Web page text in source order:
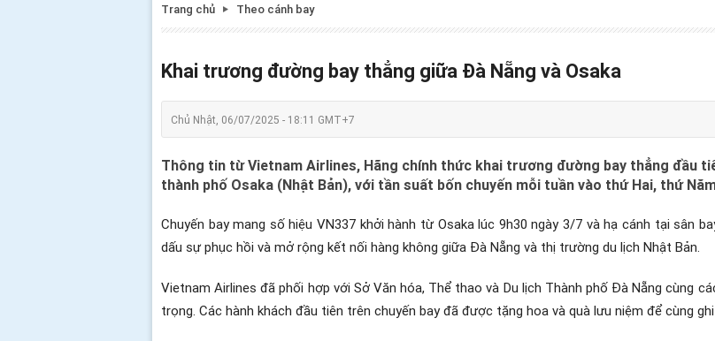
Trang chủ Theo cánh bay
Khai trương đường bay thẳng giữa Đà Nẵng và Osaka
Chủ Nhật, 06/07/2025 - 18:11 GMT+7
Thông tin từ Vietnam Airlines, Hãng chính thức khai trương đường bay thẳng đầu
thành phố Osaka (Nhật Bản), với tần suất bốn chuyến mỗi tuần vào thứ Hai, thứ
Chuyến bay mang số hiệu VN337 khởi hành từ Osaka lúc 9h30 ngày 3/7 và hạ cánh tại sân
dấu sự phục hồi và mở rộng kết nối hàng không giữa Đà Nẵng và thị trường du lịch Nhật Bản.
Vietnam Airlines đã phối hợp với Sở Văn hóa, Thể thao và Du lịch Thành phố Đà Nẵng cùng
trọng. Các hành khách đầu tiên trên chuyến bay đã được tặng hoa và quà lưu niệm để cùng